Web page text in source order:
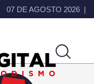
07 DE AGOSTO 2026